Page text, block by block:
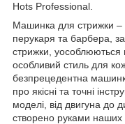
Hots Professional.
Машинка для стрижки –
перукаря та барбера,
стрижки, уособлюються
особливий стиль для
безпрецедентна
про якісні та точні
моделі, від двигуна до
створено руками наших